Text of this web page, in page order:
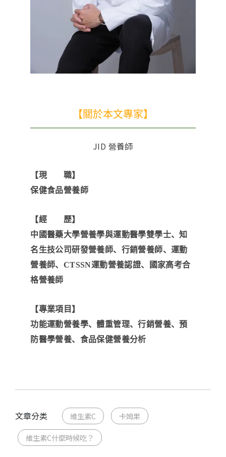
【關於本文專家】
JID 營養師
【現 職】
保健食品營養師
【經 歷】
中國醫藥大學營養學與運動醫學雙學士、知
名生技公司研發營養師、行銷營養師、運動
營養師、CTSSN運動營養認證、國家高考合
格營養師
【專業項目】
功能運動營養學、體重管理、行銷營養、預
防醫學營養、食品保健營養分析
文章分类 維生素C 卡姆果
維生素C什麼時候吃？